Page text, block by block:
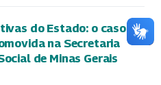
do Estado: o caso
na Secretaria
de Minas Gerais